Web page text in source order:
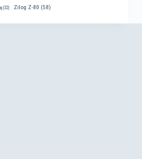
(32) Zilog Z-80 (58)